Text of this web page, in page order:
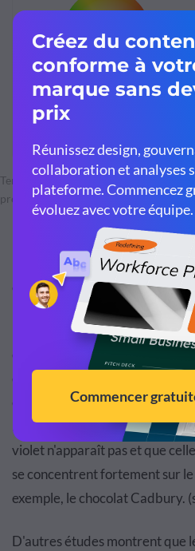
Tenez compte des différences entre les
préférences de couleur.
Demandez-vous si votre
masculin ou féminin. Cela peut
couleurs.
Le bleu est préféré par les
que dans les préférences des
dans les couleurs préférées
être la raison pour laquelle,
marques qui sont largement
violet n'apparaît pas et que
se concentrent fortement sur
exemple, le chocolat Cadbury.
D'autres études montrent que